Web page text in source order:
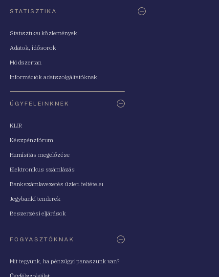
STATISZTIKA
Statisztikai közlemények
Adatok, idősorok
Módszertan
Információk adatszolgáltatóknak
ÜGYFELEINKNEK
KLIR
Készpénzfórum
Hamisítás megelőzése
Elektronikus számlázás
Bankszámlavezetés üzleti feltételei
Jegybanki tenderek
Beszerzési eljárások
FOGYASZTÓKNAK
Mit tegyünk, ha pénzügyi panaszunk van?